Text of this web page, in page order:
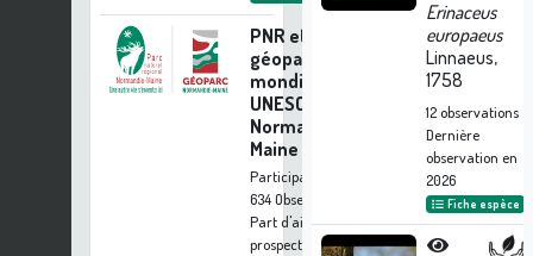
PNR et
géoparc
mondial
UNESCO
Normandie-
Maine
Participation à
634 Observations
Part d'aide à la
prospection :49.42
Erinaceus
europaeus
Linnaeus,
1758
12observations
Dernière
observation en
2026
Fiche espèce